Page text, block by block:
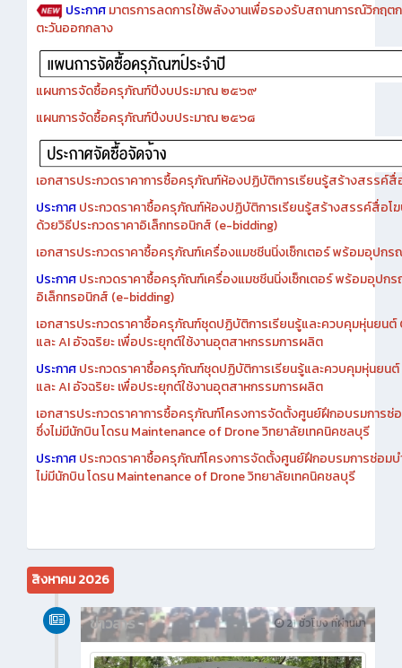
ประกาศมาตรการลดการใช้พลังงานเพื่อรองรับสถานการณ์วิกฤ
ตะวันออกกลาง
แผนการจัดซื้อครุภัณฑ์ปีงบประมาณ ๒๕๖๙
แผนการจัดซื้อครุภัณฑ์ปีงบประมาณ ๒๕๖๘
เอกสารประกวดราคาการซื้อครุภัณฑ์ห้องปฏิบัติการเรียนรู้สร้างสรรค์
ประกาศประกวดราคาซื้อครุภัณฑ์ห้องปฏิบัติการเรียนรู้สร้างสรรค์สื่อโ
ด้วยวิธีประกวดราคาอิเล็กทรอนิกส์ (e-bidding)
เอกสารประกวดราคาซื้อครุภัณฑ์เครื่องแมชชีนนิ่งเซ็กเตอร์ พร้อมอุปก
ประกาศประกวดราคาซื้อครุภัณฑ์เครื่องแมชชีนนิ่งเซ็กเตอร์ พร้อมอุปก
อิเล็กทรอนิกส์ (e-bidding)
เอกสารประกวดราคาซื้อครุภัณฑ์ชุดปฏิบัติการเรียนรู้และควบคุมหุ่นยน
และ AI อัจฉริยะ เพื่อประยุกต์ใช้งานอุตสาหกรรมการผลิต
ประกาศประกวดราคาซื้อครุภัณฑ์ชุดปฏิบัติการเรียนรู้และควบคุมหุ่นยน
และ AI อัจฉริยะ เพื่อประยุกต์ใช้งานอุตสาหกรรมการผลิต
เอกสารประกวดราคาการซื้อครุภัณฑ์โครงการจัดตั้งศูนย์ฝึกอบรมการซ่
ซึ่งไม่มีนักบิน โดรน Maintenance of Drone วิทยาลัยเทคนิคชลบุรี
ประกาศประกวดราคาซื้อครุภัณฑ์โครงการจัดตั้งศูนย์ฝึกอบรมการซ่อมบ
ไม่มีนักบิน โดรน Maintenance of Drone วิทยาลัยเทคนิคชลบุรี
สิงหาคม 2026
21 ชั่วโมง ที่ผ่านมา
ข่าวสาร